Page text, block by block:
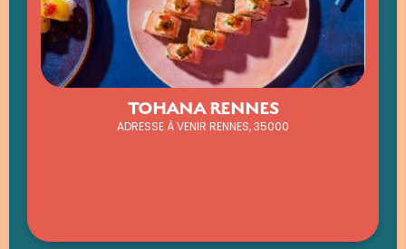
TOHANA RENNES
ADRESSE À VENIR RENNES, 35000